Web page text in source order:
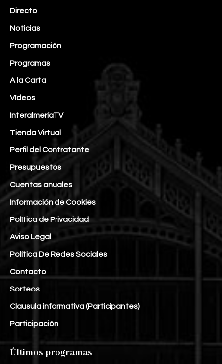
Directo
Noticias
Programación
Programas
A la Carta
Vídeos
InteralmeríaTV
Tienda Virtual
Perfil del Contratante
Presupuestos
Cuentas anuales
Información de Cookies
Política de Privacidad
Aviso Legal
Política De Redes Sociales
Contacto
Sorteos
Clausula informativa (Participantes)
Participación
Últimos programas